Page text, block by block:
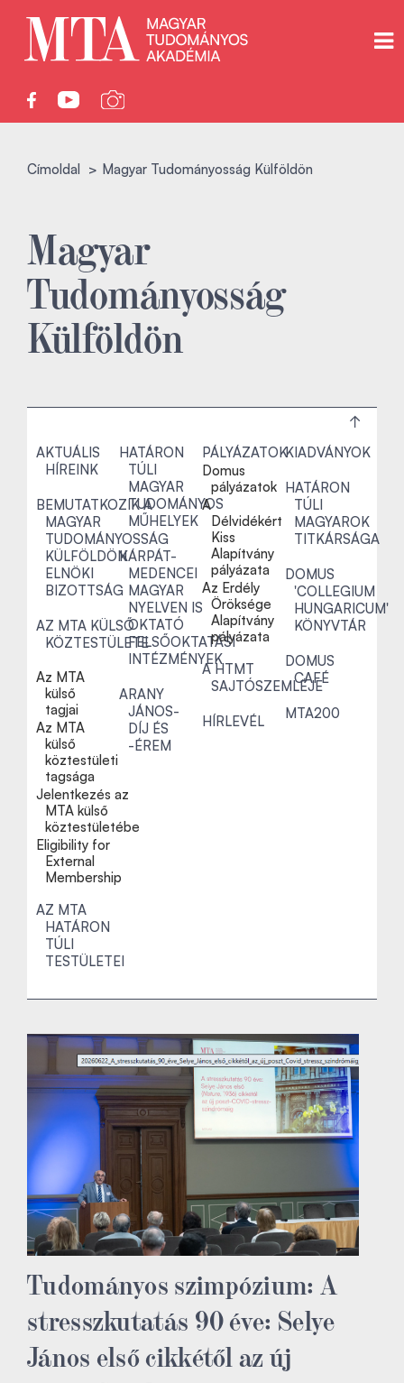
Címoldal Magyar Tudományosság Külföldön
Magyar
Tudományosság
Külföldön
AKTUÁLIS
HÍREINK
BEMUTATKOZIK A
MAGYAR
TUDOMÁNYOSSÁG
KÜLFÖLDÖN
ELNÖKI
BIZOTTSÁG
AZ MTA KÜLSŐ
KÖZTESTÜLETE
Az MTA
külső
tagjai
Az MTA
külső
köztestületi
tagsága
Jelentkezés az
MTA külső
köztestületébe
Eligibility for
External
Membership
AZ MTA
HATÁRON
TÚLI
TESTÜLETEI
HATÁRON
TÚLI
MAGYAR
TUDOMÁNYOS
MŰHELYEK
KÁRPÁT-
MEDENCEI
MAGYAR
NYELVEN IS
OKTATÓ
FELSŐOKTATÁSI
INTÉZMÉNYEK
ARANY
JÁNOS-
DÍJ ÉS
-ÉREM
PÁLYÁZATOK
Domus
pályázatok
A
Délvidékért
Kiss
Alapítvány
pályázata
Az Erdély
Öröksége
Alapítvány
pályázata
A HTMT
SAJTÓSZEMLÉJE
HÍRLEVÉL
KIADVÁNYOK
HATÁRON
TÚLI
MAGYAROK
TITKÁRSÁGA
DOMUS
'COLLEGIUM
HUNGARICUM'
KÖNYVTÁR
DOMUS
CAFÉ
MTA200
Tudományos szimpózium: A
stresszkutatás 90 éve: Selye
János első cikkétől az új